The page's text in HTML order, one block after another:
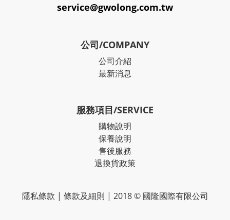
service@gwolong.com.tw
公司/COMPANY
公司介紹
最新消息
服務項目/SERVICE
購物說明
保養說明
售後服務
退換貨政策
隱私條款 | 條款及細則 | 2018 © 國隆國際有限公司